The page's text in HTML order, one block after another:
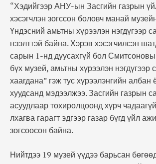
“Хэдийгээр АНУ-ын Засгийн газрын
хэсэгчлэн зогссон боловч манай
Үндэсний амьтны хүрээлэн нэгдүгээр
нээлттэй байна. Хэрэв хэсэгчилсэн
сарын 1-нд дуусахгүй бол
бүх музей, амьтны хүрээлэн
хаагдана” гэж тус хүрээлэнгийн
хуудсанд мэдээлжээ. Засгийн газрын
асуудлаар тохиролцоонд хүрч
лхагва гарагт эдгээр газар бүгд үйл
зогсоосон байна.
Нийтдээ 19 музей үүдээ барьсан